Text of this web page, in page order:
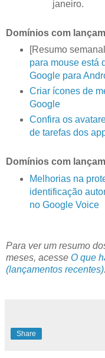
janeiro.
Domínios com
[Resumo
para mouse está
Google para
Criar ícones de
Google
Confira os
de tarefas dos
Domínios com
Melhorias na
identificação
no Google Voice
Para ver um resumo
meses, acesse O que
(lançamentos recentes).
Share